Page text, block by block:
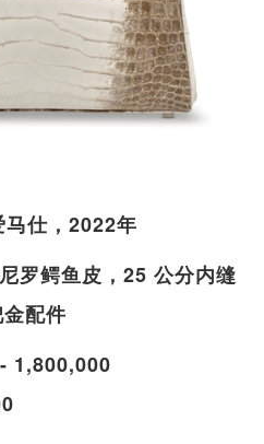
仕，2022年
罗鳄鱼皮，25 公分内缝
配件
1,800,000